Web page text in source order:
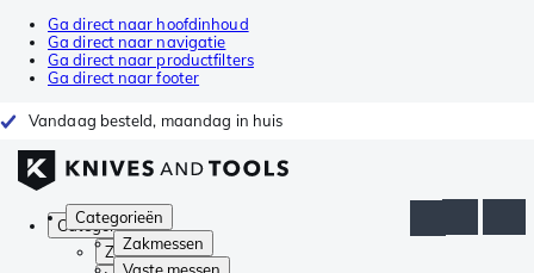
Ga direct naar hoofdinhoud
Ga direct naar navigatie
Ga direct naar productfilters
Ga direct naar footer
Vandaag besteld, maandag in huis
Categorieën
Zakmessen
Categorieën
Zakmessen